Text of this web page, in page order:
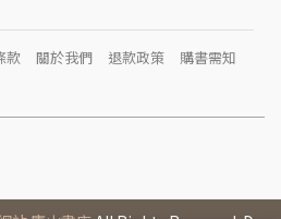
款 關於我們 退款政策
購書需知